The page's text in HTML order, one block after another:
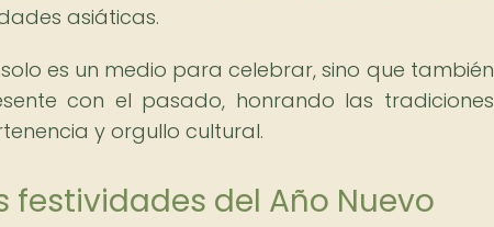
asiáticas.
es un medio para celebrar, sino que también
con el pasado, honrando las tradiciones
y orgullo cultural.
del Año Nuevo